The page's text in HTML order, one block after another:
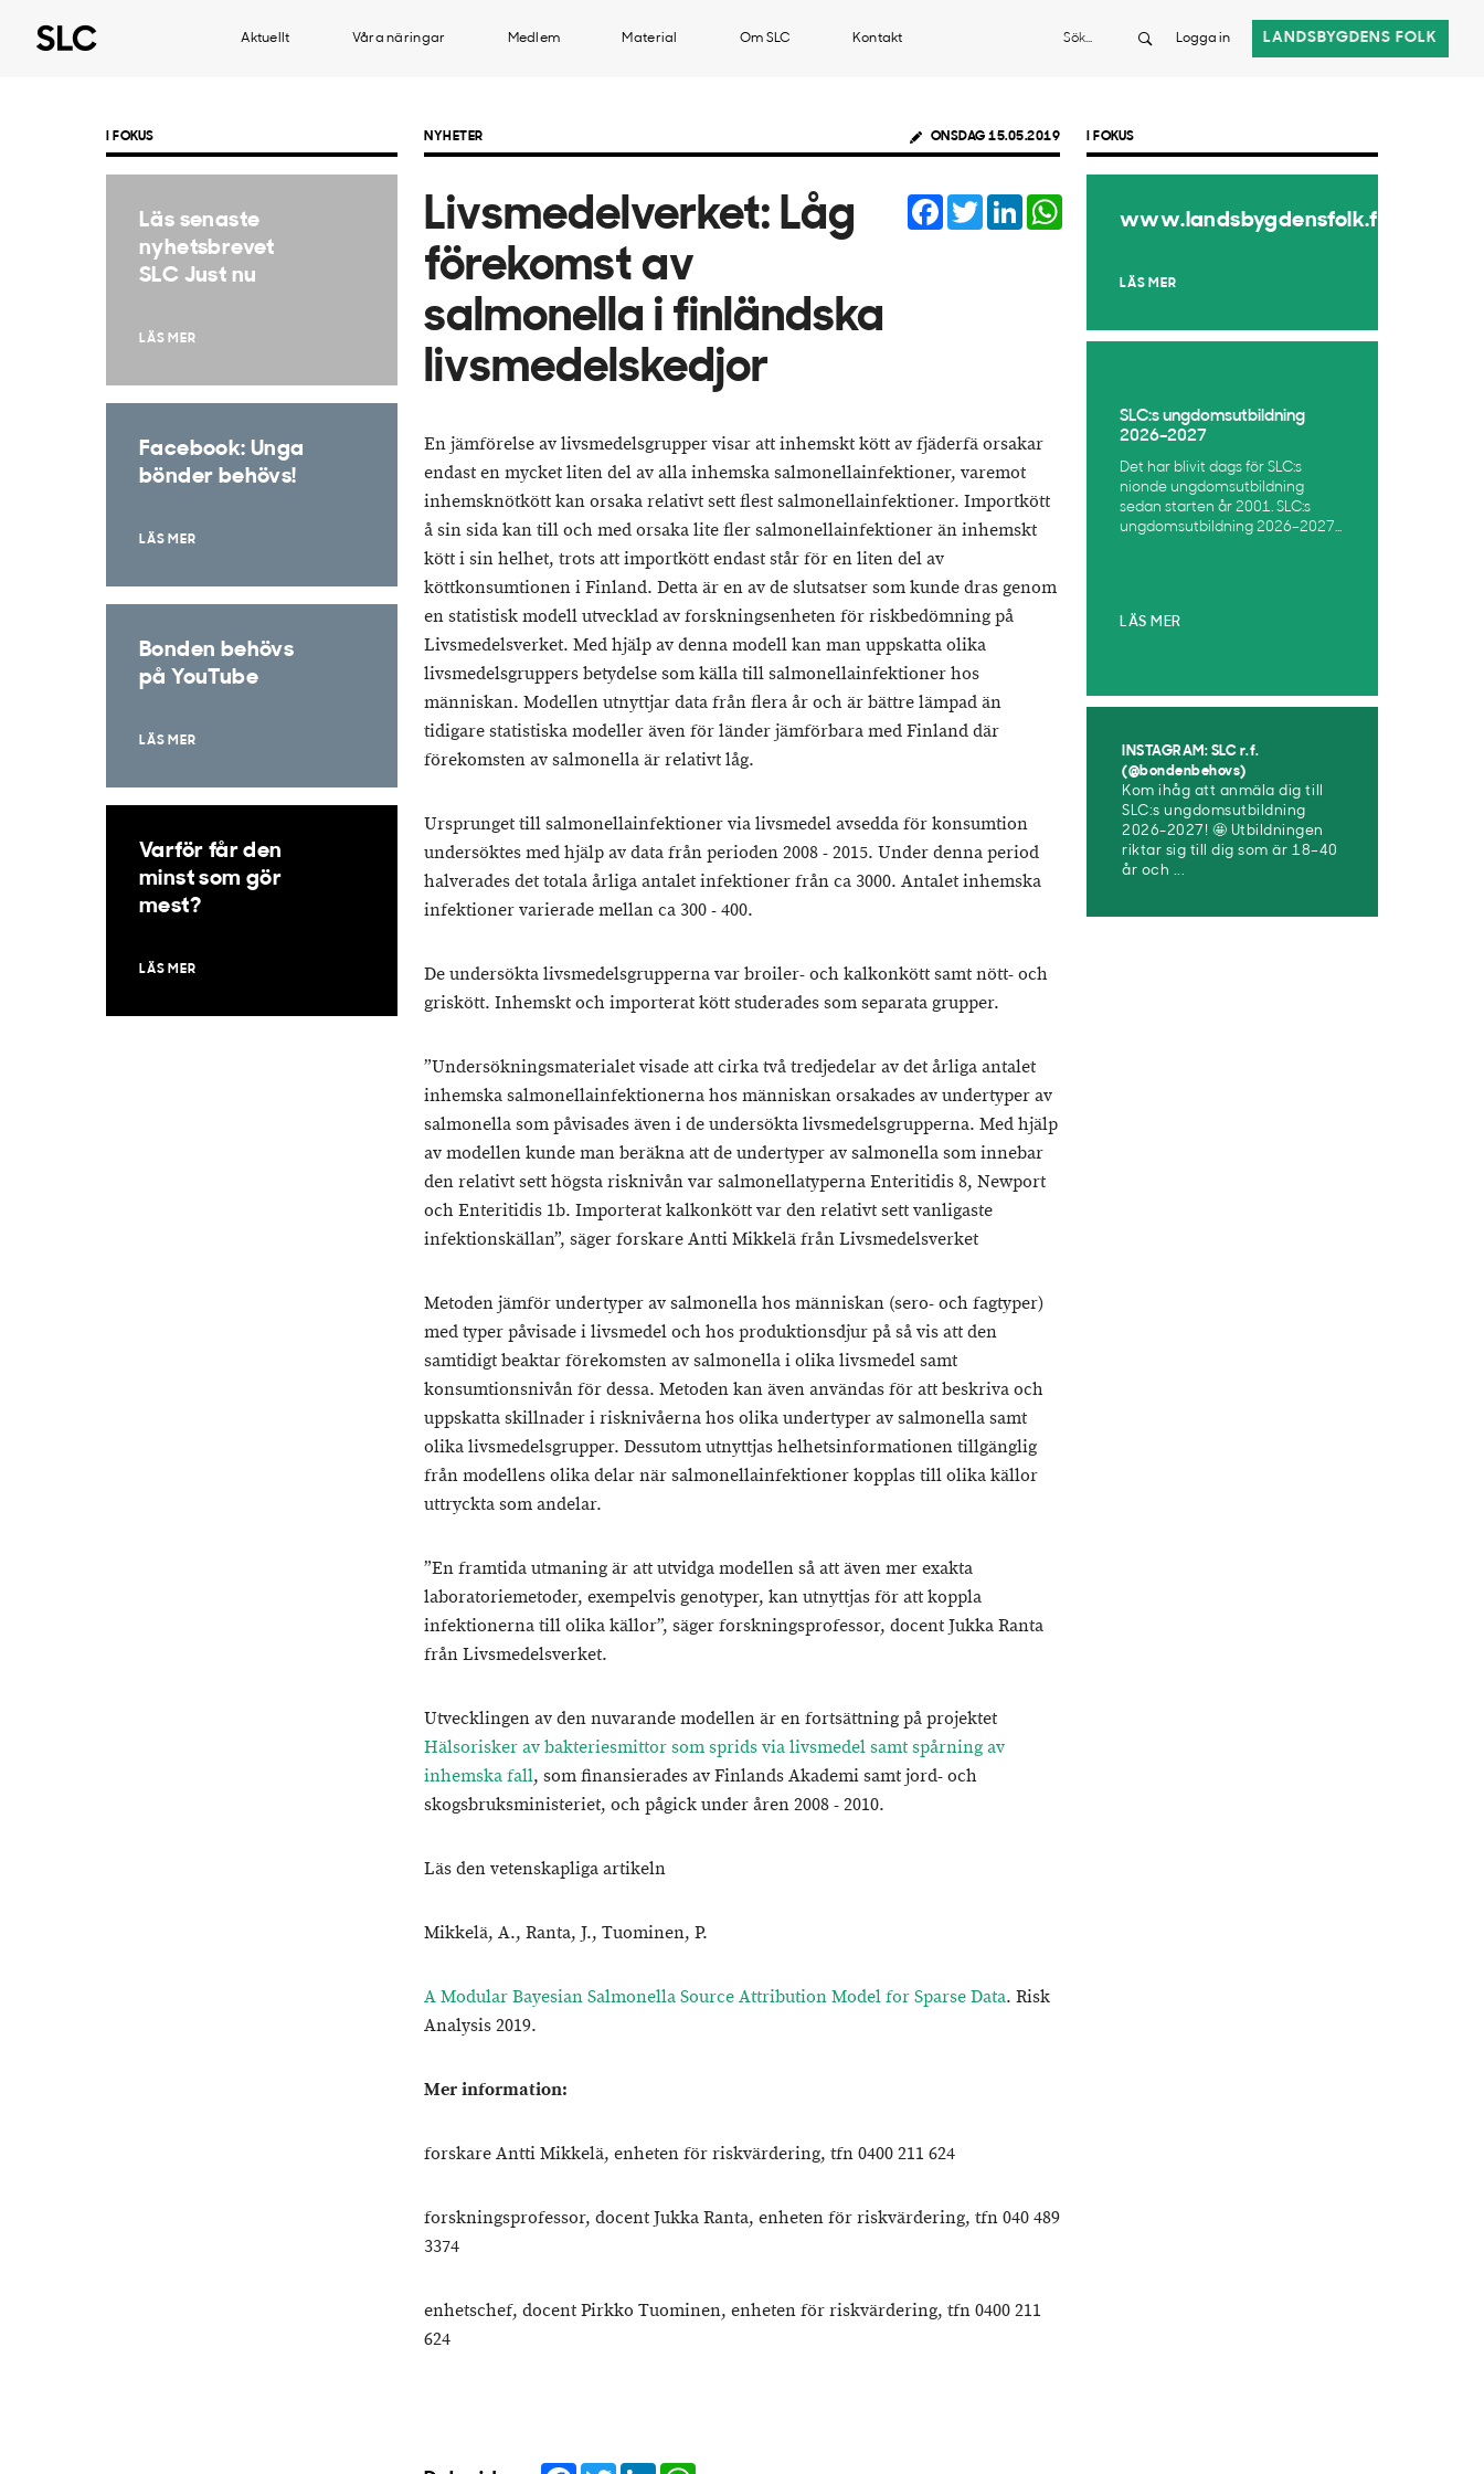
Aktuellt Våra näringar Medlem Material Om SLC Kontakt Sök Logga in LANDSBYGDENS FOLK
NYHETER ONSDAG 15.05.2019
Livsmedelverket: Låg
förekomst av
salmonella i finländska
livsmedelskedjor
Facebook
TwitterLinkedIn
En jämförelse av livsmedelsgrupper visar att inhemskt kött av fjäderfä orsakar
endast en mycket liten del av alla inhemska salmonellainfektioner, varemot
inhemsknötkött kan orsaka relativt sett flest salmonellainfektioner. Importkött
å sin sida kan till och med orsaka lite fler salmonellainfektioner än inhemskt
kött i sin helhet, trots att importkött endast står för en liten del av
köttkonsumtionen i Finland. Detta är en av de slutsatser som kunde dras genom
en statistisk modell utvecklad av forskningsenheten för riskbedömning på
Livsmedelsverket. Med hjälp av denna modell kan man uppskatta olika
livsmedelsgruppers betydelse som källa till salmonellainfektioner hos
människan. Modellen utnyttjar data från flera år och är bättre lämpad än
tidigare statistiska modeller även för länder jämförbara med Finland där
förekomsten av salmonella är relativt låg.
Ursprunget till salmonellainfektioner via livsmedel avsedda för konsumtion
undersöktes med hjälp av data från perioden 2008 - 2015. Under denna period
halverades det totala årliga antalet infektioner från ca 3000. Antalet inhemska
infektioner varierade mellan ca 300 - 400.
De undersökta livsmedelsgrupperna var broiler- och kalkonkött samt nött- och
griskött. Inhemskt och importerat kött studerades som separata grupper.
”Undersökningsmaterialet visade att cirka två tredjedelar av det årliga antalet
inhemska salmonellainfektionerna hos människan orsakades av undertyper av
salmonella som påvisades även i de undersökta livsmedelsgrupperna. Med hjälp
av modellen kunde man beräkna att de undertyper av salmonella som innebar
den relativt sett högsta risknivån var salmonellatyperna Enteritidis 8, Newport
och Enteritidis 1b. Importerat kalkonkött var den relativt sett vanligaste
infektionskällan”, säger forskare Antti Mikkelä från Livsmedelsverket
Metoden jämför undertyper av salmonella hos människan (sero- och fagtyper)
med typer påvisade i livsmedel och hos produktionsdjur på så vis att den
samtidigt beaktar förekomsten av salmonella i olika livsmedel samt
konsumtionsnivån för dessa. Metoden kan även användas för att beskriva och
uppskatta skillnader i risknivåerna hos olika undertyper av salmonella samt
olika livsmedelsgrupper. Dessutom utnyttjas helhetsinformationen tillgänglig
från modellens olika delar när salmonellainfektioner kopplas till olika källor
uttryckta som andelar.
”En framtida utmaning är att utvidga modellen så att även mer exakta
laboratoriemetoder, exempelvis genotyper, kan utnyttjas för att koppla
infektionerna till olika källor”, säger forskningsprofessor, docent Jukka Ranta
från Livsmedelsverket.
Utvecklingen av den nuvarande modellen är en fortsättning på projektet
Hälsorisker av bakteriesmittor som sprids via livsmedel samt spårning av
inhemska fall, som finansierades av Finlands Akademi samt jord- och
skogsbruksministeriet, och pågick under åren 2008 - 2010.
Läs den vetenskapliga artikeln
Mikkelä, A., Ranta, J., Tuominen, P.
A Modular Bayesian Salmonella Source Attribution Model for Sparse Data. Risk
Analysis 2019.
Mer information:
forskare Antti Mikkelä, enheten för riskvärdering, tfn 0400 211 624
forskningsprofessor, docent Jukka Ranta, enheten för riskvärdering, tfn 040 489
3374
enhetschef, docent Pirkko Tuominen, enheten för riskvärdering, tfn 0400 211
624
I FOKUS
Läs senaste
nyhetsbrevet
SLC Just nu
LÄS MER
Facebook: Unga
bönder behövs!
LÄS MER
Bonden behövs
på YouTube
LÄS MER
Varför får den
minst som gör
mest?
LÄS MER
I FOKUS
www.landsbygdensfolk.fi
LÄS MER
SLC:s ungdomsutbildning
2026–2027
Det har blivit dags för SLC:s
nionde ungdomsutbildning
sedan starten år 2001. SLC:s
ungdomsutbildning 2026–2027...
LÄS MER
INSTAGRAM: SLC r.f.
(@bondenbehovs)
Kom ihåg att anmäla dig till
SLC:s ungdomsutbildning
2026-2027! 🤩 Utbildningen
riktar sig till dig som är 18–40
år och ...